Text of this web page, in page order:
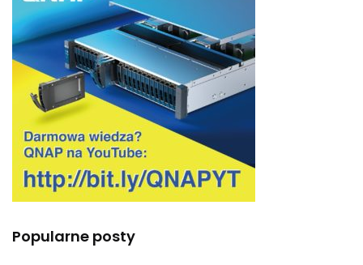
Popularne posty